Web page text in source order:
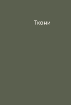
Ткани